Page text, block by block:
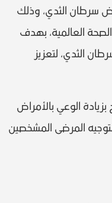
سرطان الثدي، وذلك
العالمية، بهدف
الثدي، لتعزيز
الوعي بالأمراض
المرضى المشخصين